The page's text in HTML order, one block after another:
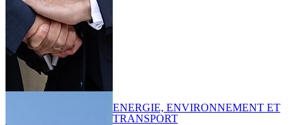
ENERGIE, ENVIRONNEMENT ET
TRANSPORT